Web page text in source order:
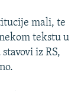
mali, te
tekstu u
iz RS,